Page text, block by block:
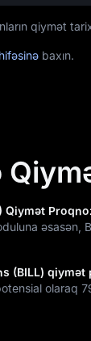
qiymət
baxın.
(BILL) qiymət
olaraq